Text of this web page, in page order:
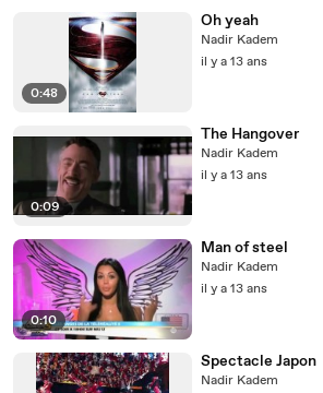
0:48
Oh yeah
Nadir Kadem
il y a 13 ans
0:09
The Hangover
Nadir Kadem
il y a 13 ans
0:10
Man of steel
Nadir Kadem
il y a 13 ans
Spectacle Japon
Nadir Kadem